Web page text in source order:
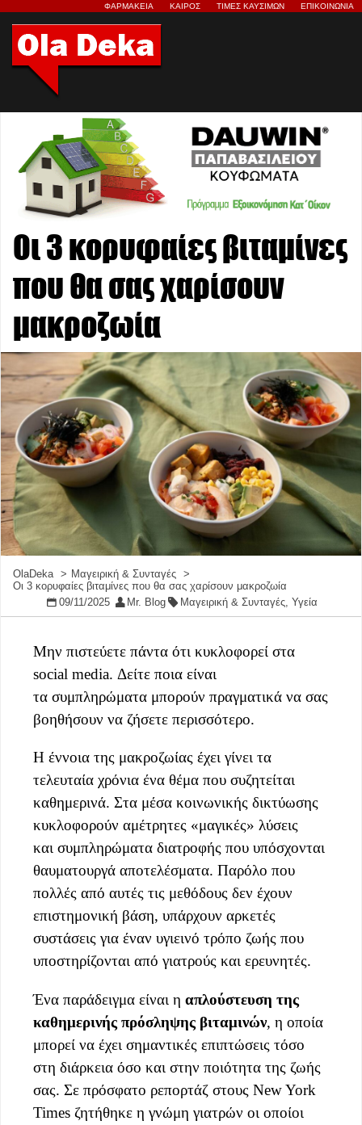
ΦΑΡΜΑΚΕΙΑ ΚΑΙΡΟΣ ΤΙΜΕΣ ΚΑΥΣΙΜΩΝ ΕΠΙΚΟΙΝΩΝΙΑ
Οι 3 κορυφαίες βιταμίνες
που θα σας χαρίσουν
μακροζωία
OlaDeka
Μαγειρική & Συνταγές
Οι 3 κορυφαίες βιταμίνες που θα σας χαρίσουν μακροζωία
09/11/2025
Mr. Blog Μαγειρική & Συνταγές,Υγεία
Μην πιστεύετε πάντα ότι κυκλοφορεί στα
social media. Δείτε ποια είναι
τα συμπληρώματα μπορούν πραγματικά να σας
βοηθήσουν να ζήσετε περισσότερο.
Η έννοια της μακροζωίας έχει γίνει τα
τελευταία χρόνια ένα θέμα που συζητείται
καθημερινά. Στα μέσα κοινωνικής δικτύωσης
κυκλοφορούν αμέτρητες «μαγικές» λύσεις
και συμπληρώματα διατροφής που υπόσχονται
θαυματουργά αποτελέσματα. Παρόλο που
πολλές από αυτές τις μεθόδους δεν έχουν
επιστημονική βάση, υπάρχουν αρκετές
συστάσεις για έναν υγιεινό τρόπο ζωής που
υποστηρίζονται από γιατρούς και ερευνητές.
Ένα παράδειγμα είναι η απλούστευση της
καθημερινής πρόσληψης βιταμινών, η οποία
μπορεί να έχει σημαντικές επιπτώσεις τόσο
στη διάρκεια όσο και στην ποιότητα της ζωής
σας. Σε πρόσφατο ρεπορτάζ στους New York
Times ζητήθηκε η γνώμη γιατρών οι οποίοι